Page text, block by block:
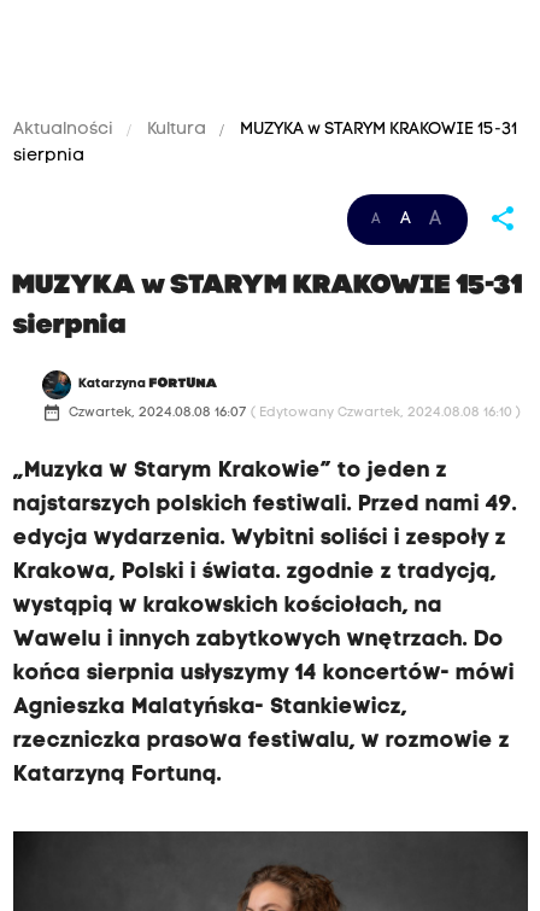
Aktualności Kultura
MUZYKA w STARYM KRAKOWIE 15-31
sierpnia
A A A share
MUZYKA w STARYM KRAKOWIE 15-31
sierpnia
Katarzyna FORTUNA
date_range Czwartek, 2024.08.08 16:07 ( Edytowany Czwartek, 2024.08.08 16:10 )
„Muzyka w Starym Krakowie” to jeden z
najstarszych polskich festiwali. Przed nami 49.
edycja wydarzenia. Wybitni soliści i zespoły z
Krakowa, Polski i świata. zgodnie z tradycją,
wystąpią w krakowskich kościołach, na
Wawelu i innych zabytkowych wnętrzach. Do
końca sierpnia usłyszymy 14 koncertów- mówi
Agnieszka Malatyńska- Stankiewicz,
rzeczniczka prasowa festiwalu, w rozmowie z
Katarzyną Fortuną.